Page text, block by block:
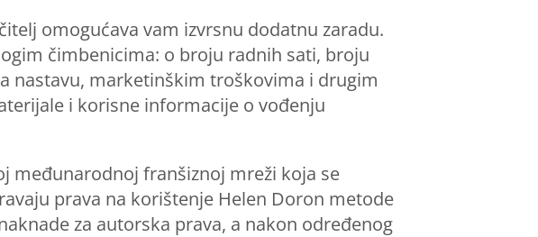
omogućava vam izvrsnu dodatnu zaradu.
čimbenicima: o broju radnih sati, broju
nastavu, marketinškim troškovima i drugim
i korisne informacije o vođenju
međunarodnoj franšiznoj mreži koja se
prava na korištenje Helen Doron metode
za autorska prava, a nakon određenog